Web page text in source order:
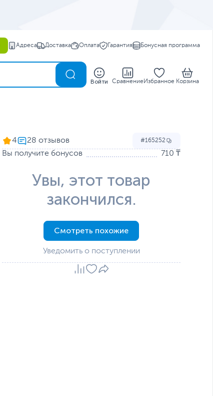
Адреса Доставка Оплата Гарантия Бонусная программа
Войти Сравнение Избранное Корзина
4 165252
Вы получите бонусов 710 ₸
Увы, этот товар
закончился.
Смотреть похожие
Уведомить о поступлении